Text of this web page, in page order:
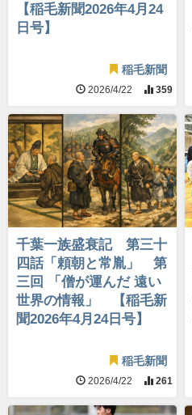
【稲毛新聞2026年4月24
日号】
稲毛新聞
2026/4/22 359
千葉一族盛衰記 第三十
四話「頼朝と常胤」 第
三回 「僧が運んだ 遠い
世界の情報」 【稲毛新
聞2026年4月24日号】
稲毛新聞
2026/4/22 261